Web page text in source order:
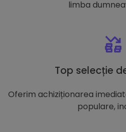
limba
Top selecție
Oferim achiziționarea
populare,